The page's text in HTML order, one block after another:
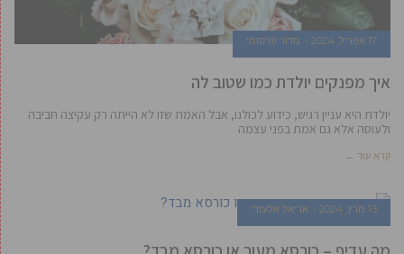
17 אפריל, 2024 מדור פרסומי
איך מפנקים יולדת כמו שטוב לה
יולדת היא עניין רגיש, כידוע לכולנו, אבל האמת שזו לא הייתה רק עקיצה חביבה
ולעוסה אלא גם אמת בפני עצמה
קרא עוד ←
13 מרץ, 2024 אריאל אלעזרי